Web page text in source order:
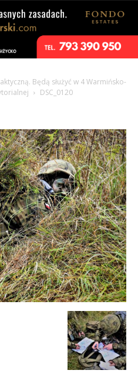
Będą służyć w 4 Warmińsko-
DSC_0120